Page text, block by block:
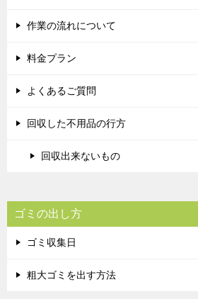
作業の流れについて
料金プラン
よくあるご質問
回収した不用品の行方
回収出来ないもの
ゴミの出し方
ゴミ収集日
粗大ゴミを出す方法